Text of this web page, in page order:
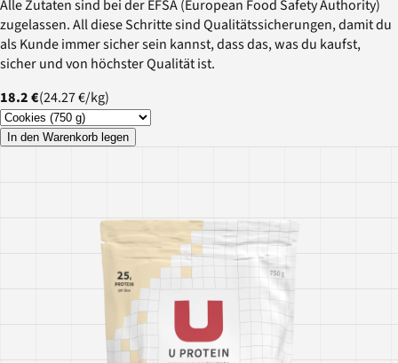
Alle Zutaten sind bei der EFSA (European Food Safety Authority)
zugelassen. All diese Schritte sind Qualitätssicherungen, damit du
als Kunde immer sicher sein kannst, dass das, was du kaufst,
sicher und von höchster Qualität ist.
18.2 €(24.27 €/kg)
In den Warenkorb legen